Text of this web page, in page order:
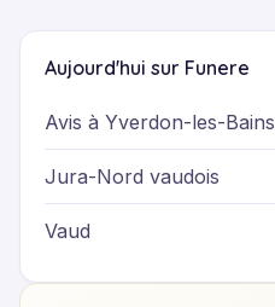
Aujourd'hui sur Funere
Avis à Yverdon-les-Bains
Jura-Nord vaudois
Vaud